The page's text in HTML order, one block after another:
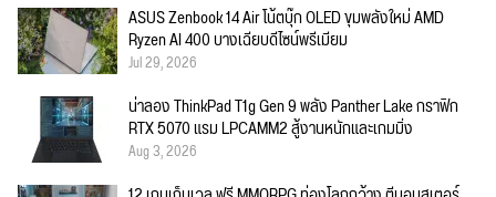
ASUS Zenbook 14 Air โน้ตบุ๊ก OLED ขุมพลังใหม่ AMD
Ryzen AI 400 บางเฉียบดีไซน์พรีเมียม
Jul 29, 2026
น่าลอง ThinkPad T1g Gen 9 พลัง Panther Lake กราฟิก
RTX 5070 แรม LPCAMM2 สู้งานหนักและเกมมิ่ง
Aug 3, 2026